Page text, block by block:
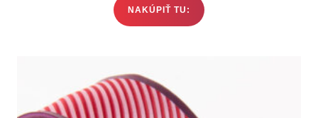
NAKÚPIŤ TU: